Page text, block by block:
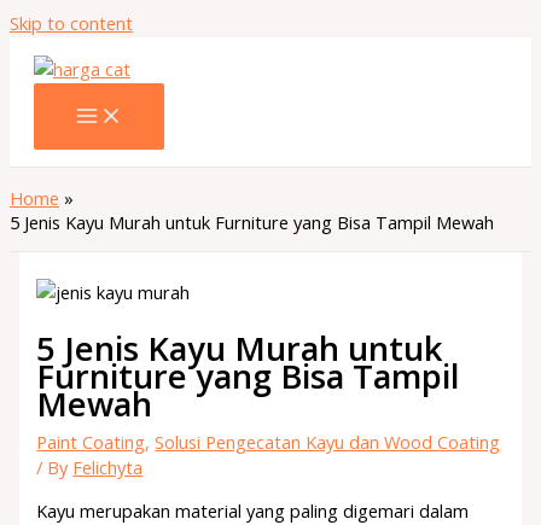
Skip to content
Home
5 Jenis Kayu Murah untuk Furniture yang Bisa Tampil Mewah
5 Jenis Kayu Murah untuk
Furniture yang Bisa Tampil
Mewah
Paint Coating,Solusi Pengecatan Kayu dan Wood Coating
/ By Felichyta
Kayu merupakan material yang paling digemari dalam